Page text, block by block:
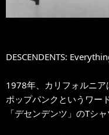
DESCENDENTS:
1978年、カリフォルニア
ポップパンクというワー
「デセンデンツ」のTシ